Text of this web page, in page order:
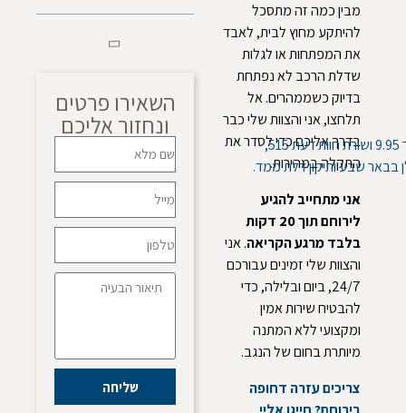
השאירו פרטים
ונחזור אליכם
שליחה
מבין כמה זה מתסכל
להיתקע מחוץ לבית, לאבד
את המפתחות או לגלות
שדלת הרכב לא נפתחת
בדיוק כשממהרים. אל
תלחצו, אני והצוות שלי כבר
בדרך אליכם כדי לסדר את
התקלה במהירות.
אני מתחייב להגיע
לירוחם תוך 20 דקות
בלבד מרגע הקריאה. אני
והצוות שלי זמינים עבורכם
24/7, ביום ובלילה, כדי
להבטיח שירות אמין
ומקצועי ללא המתנה
מיותרת בחום של הנגב.
צריכים עזרה דחופה